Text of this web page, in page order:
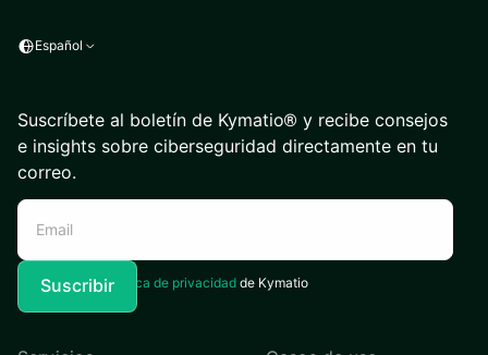
Español
Suscríbete al boletín de Kymatio® y recibe consejos
e insights sobre ciberseguridad directamente en tu
correo.
Acepto laPolítica de privacidad de Kymatio